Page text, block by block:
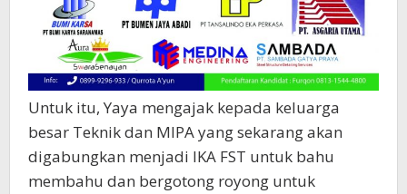
Untuk itu, Yaya mengajak kepada keluarga
besar Teknik dan MIPA yang sekarang akan
digabungkan menjadi IKA FST untuk bahu
membahu dan bergotong royong untuk